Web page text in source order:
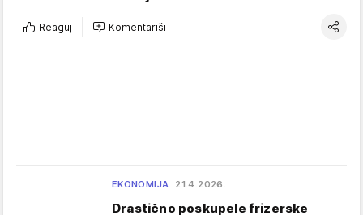
Reaguj Komentariši
EKONOMIJA 21.4.2026.
Drastično poskupele frizerske